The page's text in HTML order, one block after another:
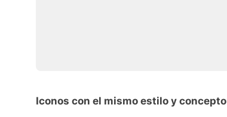
Iconos con el mismo estilo y concepto